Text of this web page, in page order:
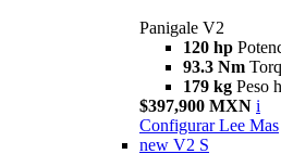
Panigale V2
120 hp
93.3 Nm
179 kg Peso
$397,900 MXN i
Configurar Lee Mas
new V2 S